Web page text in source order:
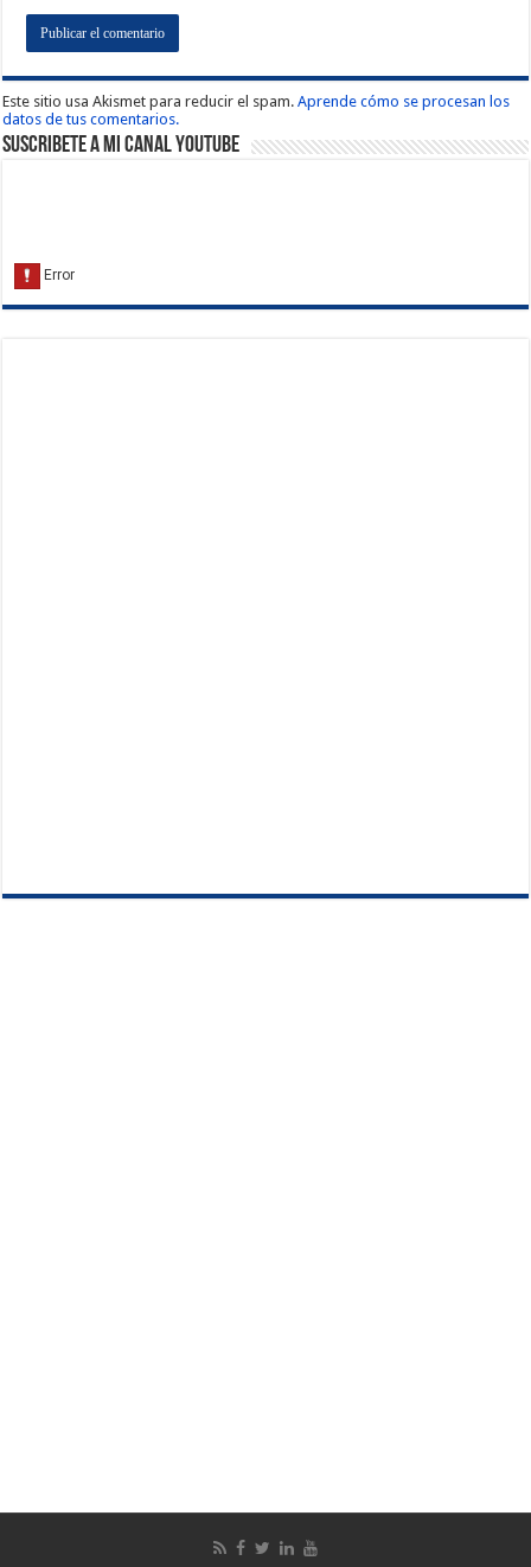
Este sitio usa Akismet para reducir el spam.Aprende cómo se procesan los
datos de tus comentarios.
Suscribete a Mi Canal Youtube